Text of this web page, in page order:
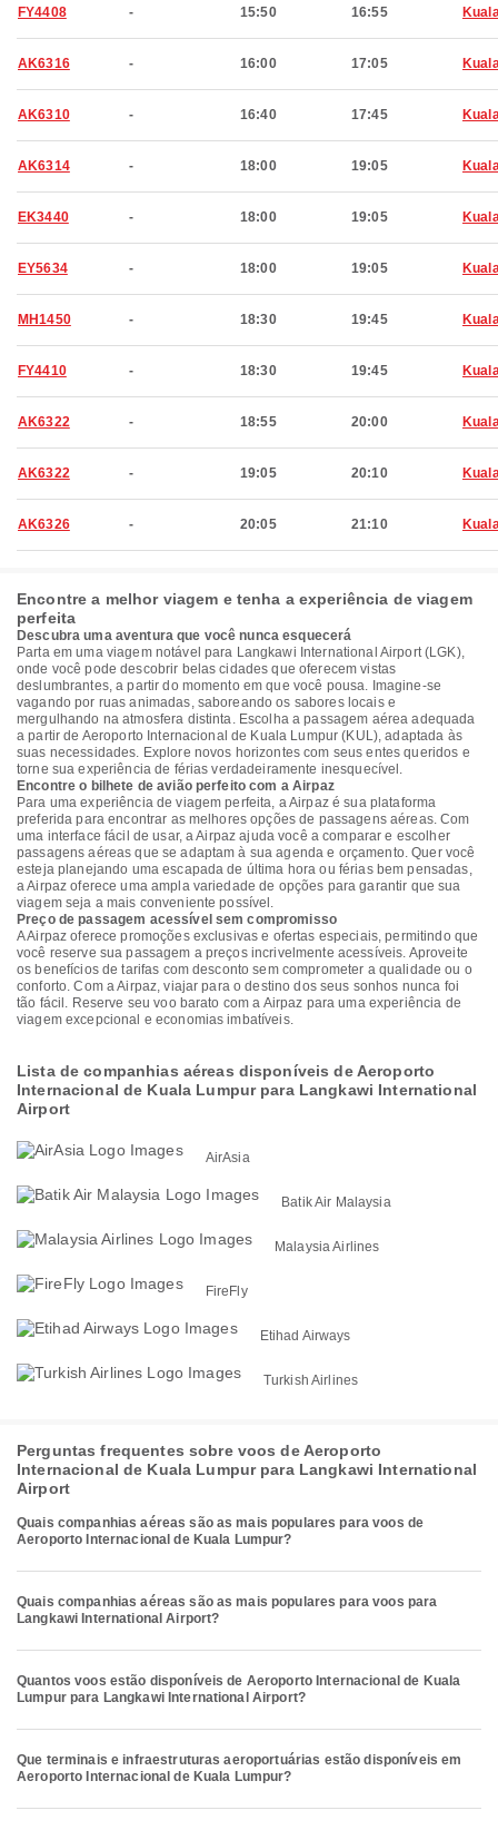
FY4408 - 15:50 16:55
AK6316 - 16:00 17:05
AK6310 - 16:40 17:45
AK6314 - 18:00 19:05
EK3440 - 18:00 19:05
EY5634 - 18:00 19:05
MH1450 - 18:30 19:45
FY4410 - 18:30 19:45
AK6322 - 18:55 20:00
AK6322 - 19:05 20:10
AK6326 - 20:05 21:10
Encontre a melhor viagem e tenha a experiência de viagem
perfeita
Descubra uma aventura que você nunca esquecerá
Parta em uma viagem notável para Langkawi International Airport (LGK),
onde você pode descobrir belas cidades que oferecem vistas
deslumbrantes, a partir do momento em que você pousa. Imagine-se
vagando por ruas animadas, saboreando os sabores locais e
mergulhando na atmosfera distinta. Escolha a passagem aérea adequada
a partir de Aeroporto Internacional de Kuala Lumpur (KUL), adaptada às
suas necessidades. Explore novos horizontes com seus entes queridos e
torne sua experiência de férias verdadeiramente inesquecível.
Encontre o bilhete de avião perfeito com a Airpaz
Para uma experiência de viagem perfeita, a Airpaz é sua plataforma
preferida para encontrar as melhores opções de passagens aéreas. Com
uma interface fácil de usar, a Airpaz ajuda você a comparar e escolher
passagens aéreas que se adaptam à sua agenda e orçamento. Quer você
esteja planejando uma escapada de última hora ou férias bem pensadas,
a Airpaz oferece uma ampla variedade de opções para garantir que sua
viagem seja a mais conveniente possível.
Preço de passagem acessível sem compromisso
A Airpaz oferece promoções exclusivas e ofertas especiais, permitindo que
você reserve sua passagem a preços incrivelmente acessíveis. Aproveite
os benefícios de tarifas com desconto sem comprometer a qualidade ou o
conforto. Com a Airpaz, viajar para o destino dos seus sonhos nunca foi
tão fácil. Reserve seu voo barato com a Airpaz para uma experiência de
viagem excepcional e economias imbatíveis.
Lista de companhias aéreas disponíveis de Aeroporto
Internacional de Kuala Lumpur para Langkawi International
Airport
AirAsia
Batik Air Malaysia
Malaysia Airlines
FireFly
Etihad Airways
Turkish Airlines
Perguntas frequentes sobre voos de Aeroporto
Internacional de Kuala Lumpur para Langkawi International
Airport
Quais companhias aéreas são as mais populares para voos de
Aeroporto Internacional de Kuala Lumpur?
Quais companhias aéreas são as mais populares para voos para
Langkawi International Airport?
Quantos voos estão disponíveis de Aeroporto Internacional de Kuala
Lumpur para Langkawi International Airport?
Que terminais e infraestruturas aeroportuárias estão disponíveis em
Aeroporto Internacional de Kuala Lumpur?